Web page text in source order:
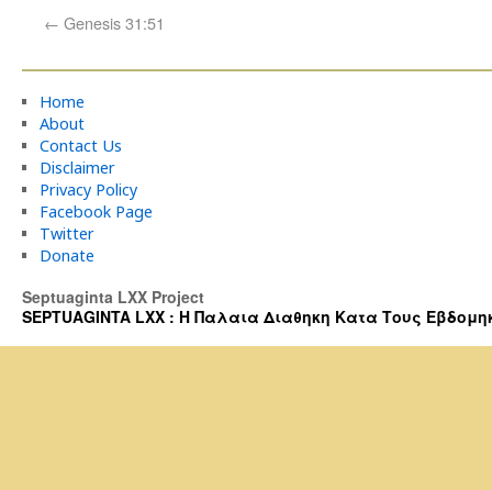
← Genesis 31:51
Home
About
Contact Us
Disclaimer
Privacy Policy
Facebook Page
Twitter
Donate
Septuaginta LXX Project
SEPTUAGINTA LXX : Η Παλαια Διαθηκη Κατα Τους